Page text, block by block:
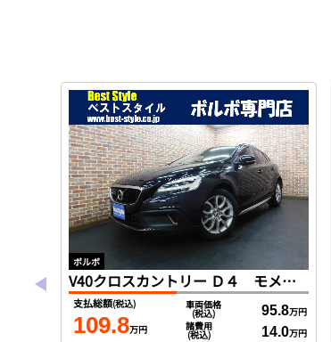
ボルボ
V40クロスカントリー Ｄ４ モメンタム ディーゼルターボ インテリセーフ ＳＥＮＳＵＳ ＤＴＶ バックカメラ スマートキー ＬＥＤヘッド ＤＳＲＣ ２０１７モデル
支払総額(税込)
109.8万円
車両価格
(税込) 95.8万円
諸費用
(税込) 14.0万円